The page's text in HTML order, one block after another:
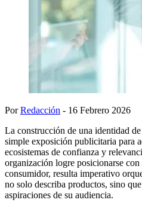
PorRedacción - 16 Febrero 2026
La construcción de una identidad
simple exposición publicitaria para
ecosistemas de confianza y
organización logre posicionarse
consumidor, resulta imperativo
no solo describa productos, sino
aspiraciones de su audiencia.